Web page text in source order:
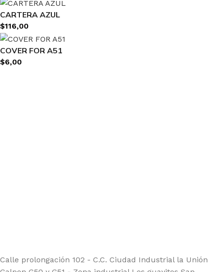
CARTERA AZUL
$116,00
COVER FOR A51
$6,00
Calle prolongación 102 - C.C. Ciudad Industrial la Unión